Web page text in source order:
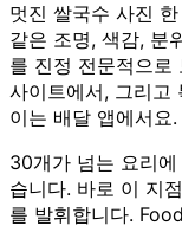
멋진 쌀국수 사진
같은 조명, 색감, 분
를 진정 전문적으
사이트에서, 그리고
이는 배달 앱에서요.
30개가 넘는 요리
습니다. 바로 이 지
를 발휘합니다.